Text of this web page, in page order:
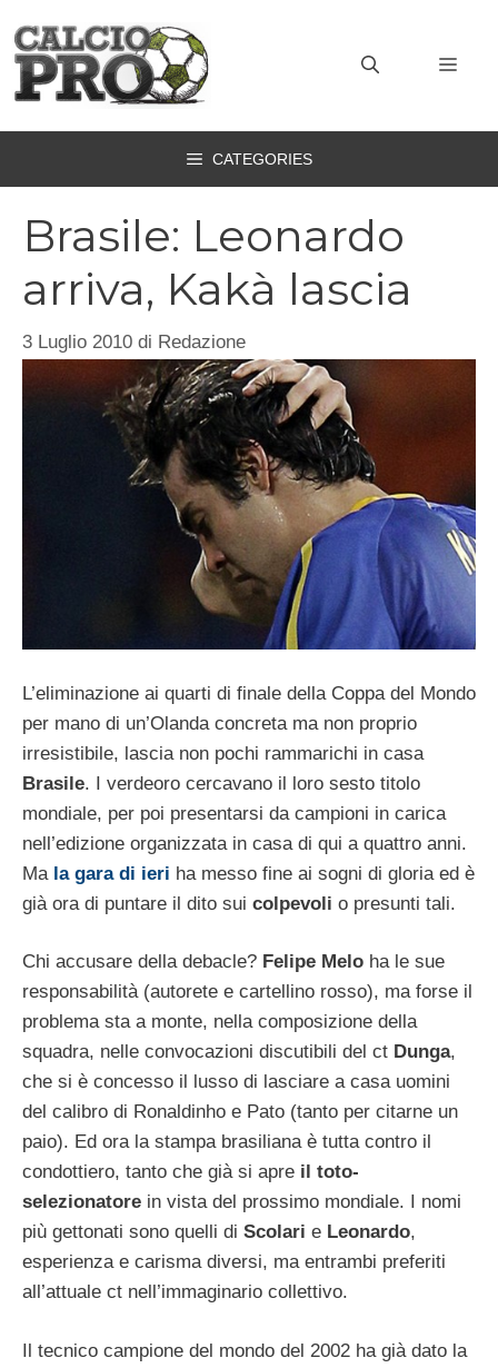
contenuto
CATEGORIES
Brasile: Leonardo
arriva, Kakà lascia
3 Luglio 2010 di Redazione
L’eliminazione ai quarti di finale della Coppa del Mondo
per mano di un’Olanda concreta ma non proprio
irresistibile, lascia non pochi rammarichi in casa
Brasile. I verdeoro cercavano il loro sesto titolo
mondiale, per poi presentarsi da campioni in carica
nell’edizione organizzata in casa di qui a quattro anni.
Ma la gara di ieri ha messo fine ai sogni di gloria ed è
già ora di puntare il dito sui colpevoli o presunti tali.
Chi accusare della debacle? Felipe Melo ha le sue
responsabilità (autorete e cartellino rosso), ma forse il
problema sta a monte, nella composizione della
squadra, nelle convocazioni discutibili del ct Dunga,
che si è concesso il lusso di lasciare a casa uomini
del calibro di Ronaldinho e Pato (tanto per citarne un
paio). Ed ora la stampa brasiliana è tutta contro il
condottiero, tanto che già si apre il toto-
selezionatore in vista del prossimo mondiale. I nomi
più gettonati sono quelli di Scolari e Leonardo,
esperienza e carisma diversi, ma entrambi preferiti
all’attuale ct nell’immaginario collettivo.
Il tecnico campione del mondo del 2002 ha già dato la